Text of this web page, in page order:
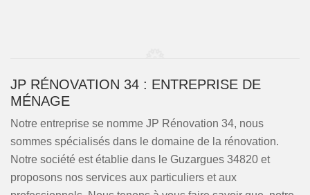
JP RÉNOVATION 34 : ENTREPRISE DE
MÉNAGE
Notre entreprise se nomme JP Rénovation 34, nous
sommes spécialisés dans le domaine de la rénovation.
Notre société est établie dans le Guzargues 34820 et
proposons nos services aux particuliers et aux